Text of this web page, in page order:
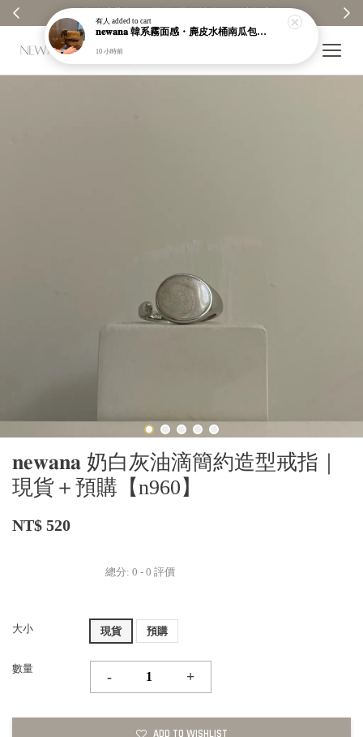
✨ 全館消費每100元贈1元回饋金｜回饋無上限 ✨
𝐧𝐞𝐰𝐚𝐧𝐚 奶白灰油滴簡約造型戒指｜
現貨＋預購【n960】
NT$ 520
總分: 0 - 0 評價
大小 現貨 預購
數量
- +
ADD TO WISHLIST
有人 added to cart
𝐧𝐞𝐰𝐚𝐧𝐚 韓系霧面感・麂皮水桶南瓜包｜通勤日常包｜高級皮革｜現貨＋預購【nk62】
10 小時前